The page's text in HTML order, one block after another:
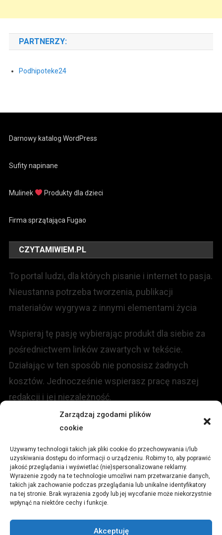
Zarządzaj zgodami plików
cookie
Używamy technologii takich jak pliki cookie do przechowywania i/lub
uzyskiwania dostępu do informacji o urządzeniu. Robimy to, aby poprawić
jakość przeglądania i wyświetlać (nie)spersonalizowane reklamy.
Wyrażenie zgody na te technologie umożliwi nam przetwarzanie danych,
takich jak zachowanie podczas przeglądania lub unikalne identyfikatory
na tej stronie. Brak wyrażenia zgody lub jej wycofanie może niekorzystnie
wpłynąć na niektóre cechy i funkcje.
Akceptuję
PARTNERZY:
Podhipoteke24
Darnowy katalog WordPress
Sufity napinane
Mulinek Produkty dla dzieci
Firma sprzątająca Fugao
CZYTAMIWIEM.PL
To portal ludzi, dla których pisanie i internet to pasja.
Nieustanna potrzeba tworzenia, publikacji
materiałów wygrywa z innymi elementami życia
Wspieraj tę pasję wybierając produkt dla siebie za
pośrednictwem linków zawartych w tekście.
Działając w ten sposób nie ponosisz żadnych
kosztów. Jednocześnie wspierasz pracę naszej
redakcji i jej niezależność.
Redakcja portalu:
ul.Stara 13, 42-600 Tarnowskie Góry
TEL:+48 509 547 822
redakcja@czytamiwiem.pl